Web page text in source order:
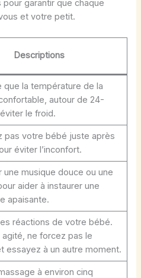
garantir que chaque
et votre petit.
Descriptions
que la température de la
autour de 24-
le froid.
pas votre bébé juste après
éviter l’inconfort.
une musique douce ou une
aider à instaurer une
apaisante.
réactions de votre bébé.
agité, ne forcez pas le
essayez à un autre moment.
à environ cinq